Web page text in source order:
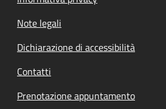
Note legali
Dichiarazione di accessibilità
Contatti
Prenotazione appuntamento